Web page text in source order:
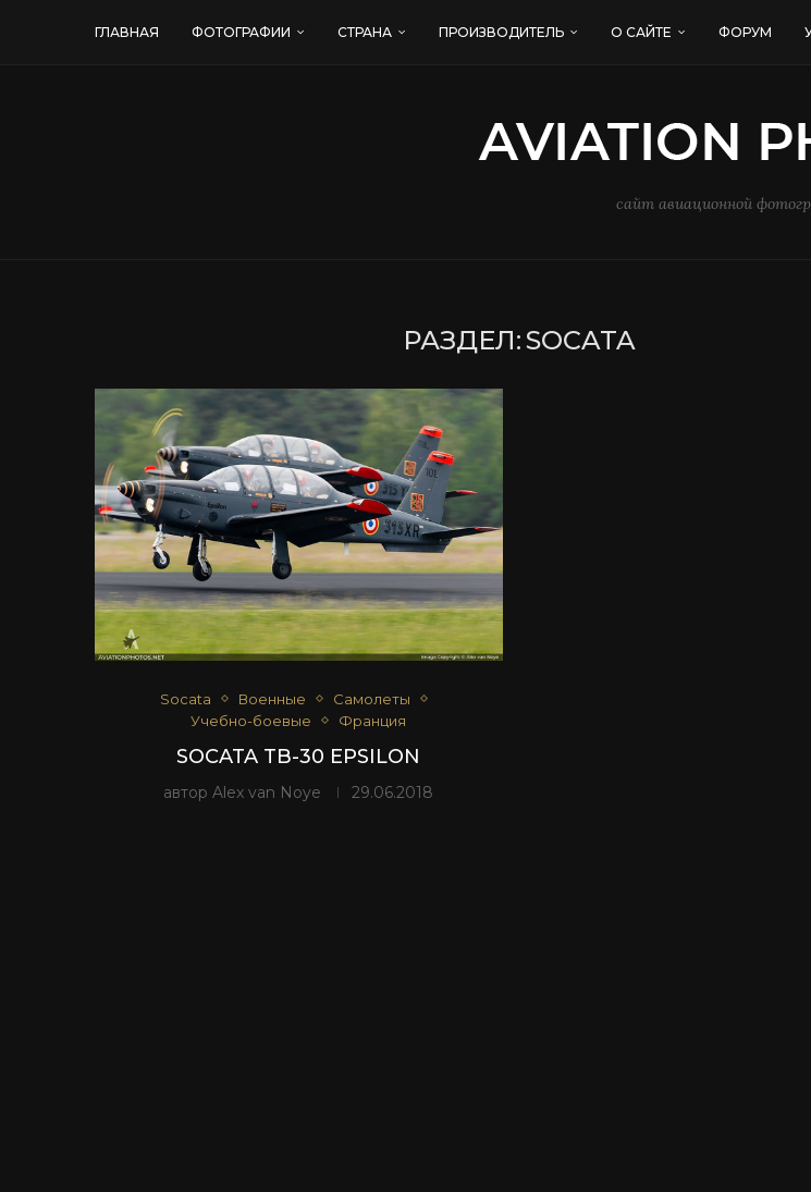
ГЛАВНАЯ ФОТОГРАФИИ СТРАНА ПРОИЗВОДИТЕЛЬ О САЙТЕ ФОРУМ
сайт авиационной
РАЗДЕЛ:SOCATA
Socata Военные
Самолеты
Учебно-боевые
Франция
SOCATA TB-30 EPSILON
авторAlex van Noye 29.06.2018